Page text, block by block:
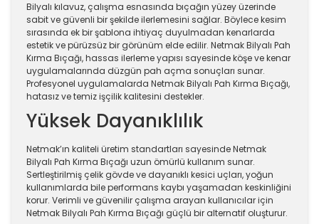
Bilyalı kılavuz, çalışma esnasında bıçağın yüzey üzerinde
sabit ve güvenli bir şekilde ilerlemesini sağlar. Böylece kesim
sırasında ek bir şablona ihtiyaç duyulmadan kenarlarda
estetik ve pürüzsüz bir görünüm elde edilir. Netmak Bilyalı Pah
Kırma Bıçağı, hassas ilerleme yapısı sayesinde köşe ve kenar
uygulamalarında düzgün pah açma sonuçları sunar.
Profesyonel uygulamalarda Netmak Bilyalı Pah Kırma Bıçağı,
hatasız ve temiz işçilik kalitesini destekler.
Yüksek Dayanıklılık
Netmak’ın kaliteli üretim standartları sayesinde Netmak
Bilyalı Pah Kırma Bıçağı uzun ömürlü kullanım sunar.
Sertleştirilmiş çelik gövde ve dayanıklı kesici uçları, yoğun
kullanımlarda bile performans kaybı yaşamadan keskinliğini
korur. Verimli ve güvenilir çalışma arayan kullanıcılar için
Netmak Bilyalı Pah Kırma Bıçağı güçlü bir alternatif oluşturur.